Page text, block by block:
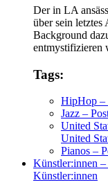
Der in LA
über sein
Background
entmystifizieren
Tags:
HipHop –
Jazz –
United
United
Pianos –
Künstler:innen –
Künstler:innen